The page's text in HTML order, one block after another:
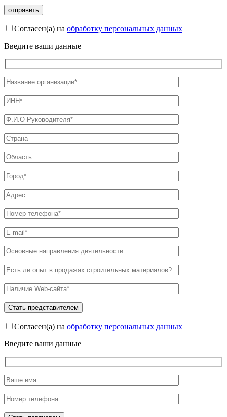
Согласен(а) на обработку персональных данных
Введите ваши данные
Согласен(а) на обработку персональных данных
Введите ваши данные